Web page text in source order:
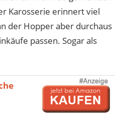
Karosserie erinnert viel
der Hopper aber durchaus
passen. Sogar als